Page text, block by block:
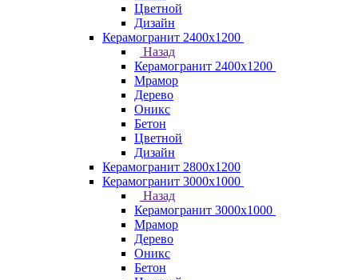
Цветной
Дизайн
Керамогранит 2400х1200
Назад
Керамогранит 2400х1200
Мрамор
Дерево
Оникс
Бетон
Цветной
Дизайн
Керамогранит 2800x1200
Керамогранит 3000х1000
Назад
Керамогранит 3000х1000
Мрамор
Дерево
Оникс
Бетон